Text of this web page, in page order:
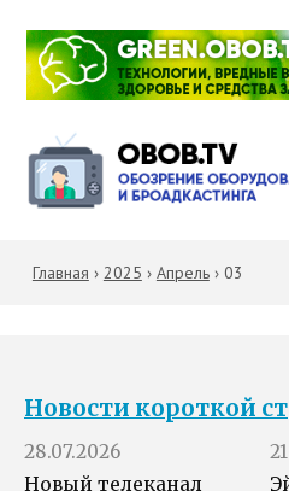
Главная › 2025 › Апрель› 03
Новости короткой
28.07.2026
Новый телеканал